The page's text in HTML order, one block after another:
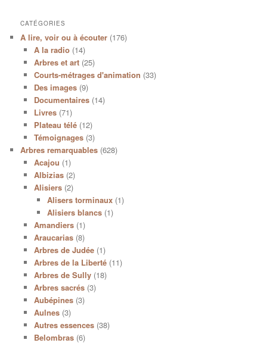
CATÉGORIES
A lire, voir ou à écouter (176)
A la radio(14)
Arbres et art(25)
Courts-métrages d'animation (33)
Des images(9)
Documentaires(14)
Livres(71)
Plateau télé(12)
Témoignages(3)
Arbres remarquables (628)
Acajou (1)
Albizias(2)
Alisiers(2)
Alisers torminaux (1)
Alisiers blancs (1)
Amandiers(1)
Araucarias(8)
Arbres de Judée(1)
Arbres de la Liberté(11)
Arbres de Sully(18)
Arbres sacrés(3)
Aubépines(3)
Aulnes(3)
Autres essences(38)
Belombras(6)